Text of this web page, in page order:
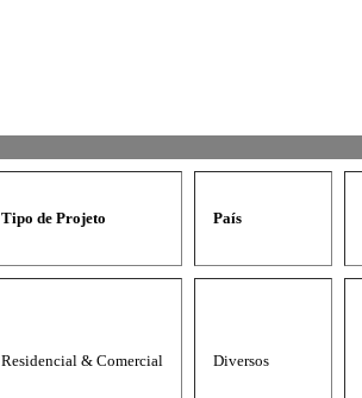
Tipo de Projeto País
Residencial & Comercial Diversos